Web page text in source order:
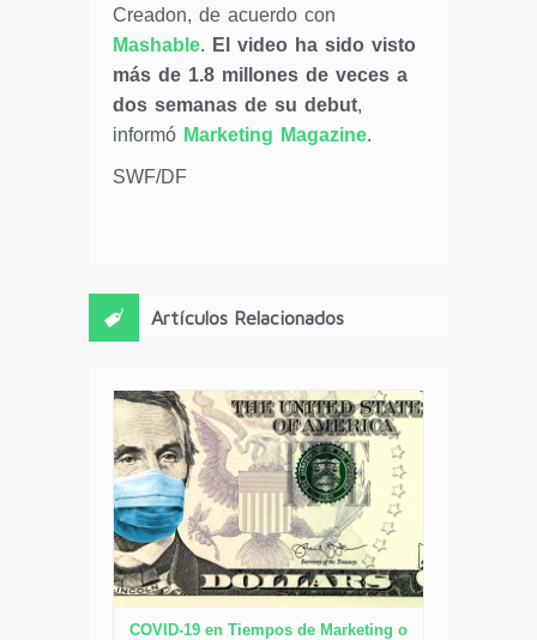
Creadon, de acuerdo con
Mashable. El video ha sido visto
más de 1.8 millones de veces a
dos semanas de su debut,
informó Marketing Magazine.
SWF/DF
Artículos Relacionados
COVID-19 en Tiempos de Marketing o